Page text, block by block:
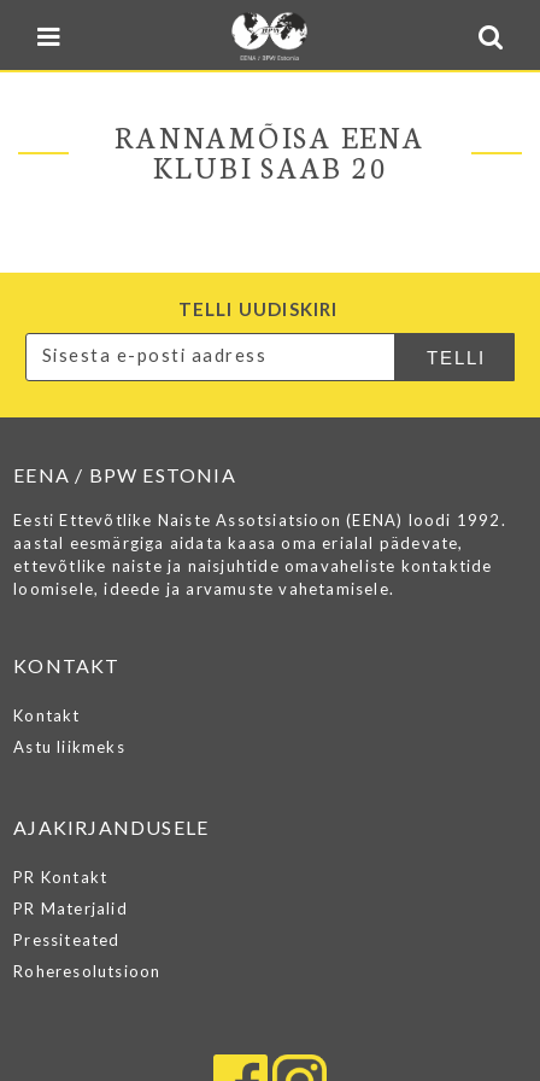
Sulge menüü
Blogi
E-pood
Kontakt
Minu BPW
RANNAMÕISA EENA
KLUBI SAAB 20
TELLI UUDISKIRI
EENA / BPW ESTONIA
Eesti Ettevõtlike Naiste Assotsiatsioon (EENA) loodi 1992.
aastal eesmärgiga aidata kaasa oma erialal pädevate,
ettevõtlike naiste ja naisjuhtide omavaheliste kontaktide
loomisele, ideede ja arvamuste vahetamisele.
KONTAKT
Kontakt
Astu liikmeks
AJAKIRJANDUSELE
PR Kontakt
PR Materjalid
Pressiteated
Roheresolutsioon